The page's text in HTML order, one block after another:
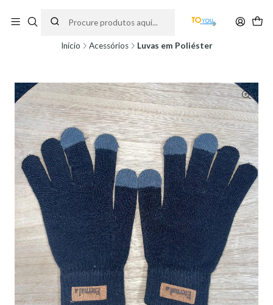
partir do dia 11 de Agosto, às 10H.
Início Acessórios Luvas em Poliéster